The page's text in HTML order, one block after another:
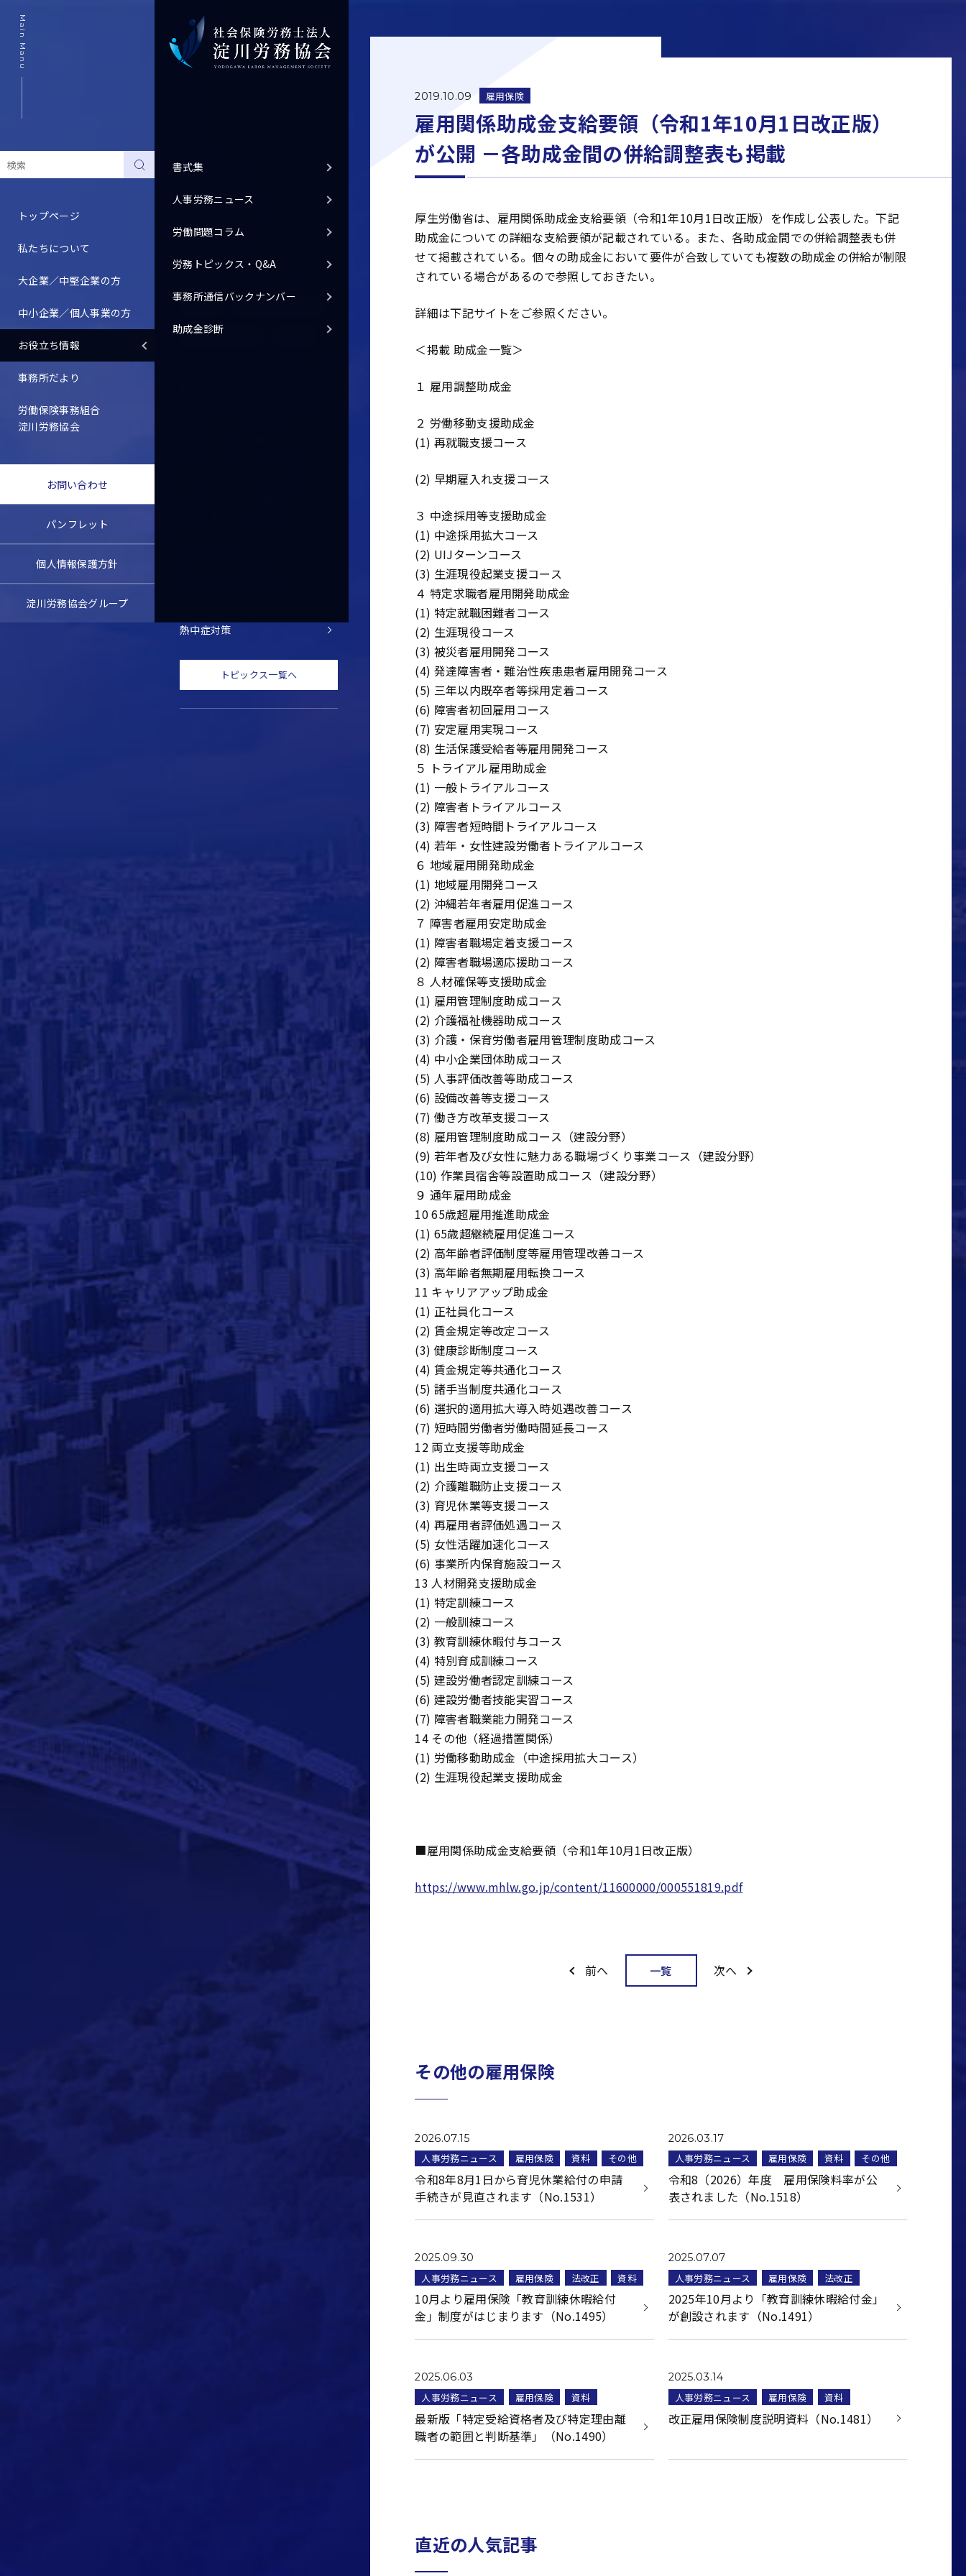
Main Manu
トップページ
私たちについて
大企業／中堅企業の方
中小企業／個人事業の方
お役立ち情報
書式集
人事労務ニュース
労働問題コラム
労務トピックス・Q&A
事務所通信バックナンバー
助成金診断
事務所だより
労働保険事務組合
淀川労務協会
お問い合わせ
パンフレット
個人情報保護方針
淀川労務協会グループ
Topics
ブログ・コラム
熱中症対策
トピックス一覧へ
2019.10.09 雇用保険
雇用関係助成金支給要領（令和1年10月1日改正版）
が公開 －各助成金間の併給調整表も掲載
厚生労働省は、雇用関係助成金支給要領（令和1年10月1日改正版）を作成し公表した。下記
助成金についての詳細な支給要領が記載されている。また、各助成金間での併給調整表も併
せて掲載されている。個々の助成金において要件が合致していても複数の助成金の併給が制限
されている場合があるので参照しておきたい。
詳細は下記サイトをご参照ください。
＜掲載 助成金一覧＞
１ 雇用調整助成金
２ 労働移動支援助成金
(1) 再就職支援コース
(2) 早期雇入れ支援コース
３ 中途採用等支援助成金
(1) 中途採用拡大コース
(2) UIJターンコース
(3) 生涯現役起業支援コース
４ 特定求職者雇用開発助成金
(1) 特定就職困難者コース
(2) 生涯現役コース
(3) 被災者雇用開発コース
(4) 発達障害者・難治性疾患患者雇用開発コース
(5) 三年以内既卒者等採用定着コース
(6) 障害者初回雇用コース
(7) 安定雇用実現コース
(8) 生活保護受給者等雇用開発コース
５ トライアル雇用助成金
(1) 一般トライアルコース
(2) 障害者トライアルコース
(3) 障害者短時間トライアルコース
(4) 若年・女性建設労働者トライアルコース
６ 地域雇用開発助成金
(1) 地域雇用開発コース
(2) 沖縄若年者雇用促進コース
７ 障害者雇用安定助成金
(1) 障害者職場定着支援コース
(2) 障害者職場適応援助コース
８ 人材確保等支援助成金
(1) 雇用管理制度助成コース
(2) 介護福祉機器助成コース
(3) 介護・保育労働者雇用管理制度助成コース
(4) 中小企業団体助成コース
(5) 人事評価改善等助成コース
(6) 設備改善等支援コース
(7) 働き方改革支援コース
(8) 雇用管理制度助成コース（建設分野）
(9) 若年者及び女性に魅力ある職場づくり事業コース（建設分野）
(10) 作業員宿舎等設置助成コース（建設分野）
９ 通年雇用助成金
10 65歳超雇用推進助成金
(1) 65歳超継続雇用促進コース
(2) 高年齢者評価制度等雇用管理改善コース
(3) 高年齢者無期雇用転換コース
11 キャリアアップ助成金
(1) 正社員化コース
(2) 賃金規定等改定コース
(3) 健康診断制度コース
(4) 賃金規定等共通化コース
(5) 諸手当制度共通化コース
(6) 選択的適用拡大導入時処遇改善コース
(7) 短時間労働者労働時間延長コース
12 両立支援等助成金
(1) 出生時両立支援コース
(2) 介護離職防止支援コース
(3) 育児休業等支援コース
(4) 再雇用者評価処遇コース
(5) 女性活躍加速化コース
(6) 事業所内保育施設コース
13 人材開発支援助成金
(1) 特定訓練コース
(2) 一般訓練コース
(3) 教育訓練休暇付与コース
(4) 特別育成訓練コース
(5) 建設労働者認定訓練コース
(6) 建設労働者技能実習コース
(7) 障害者職業能力開発コース
14 その他（経過措置関係）
(1) 労働移動助成金（中途採用拡大コース）
(2) 生涯現役起業支援助成金
■雇用関係助成金支給要領（令和1年10月1日改正版）
https://www.mhlw.go.jp/content/11600000/000551819.pdf
前へ 一覧 次へ
その他の雇用保険
2026.07.15
人事労務ニュース 雇用保険 資料 その他
令和8年8月1日から育児休業給付の申請
手続きが見直されます（No.1531）
2026.03.17
人事労務ニュース 雇用保険 資料 その他
令和8（2026）年度 雇用保険料率が公
表されました（No.1518）
2025.09.30
人事労務ニュース 雇用保険 法改正 資料
10月より雇用保険「教育訓練休暇給付
金」制度がはじまります（No.1495）
2025.07.07
人事労務ニュース 雇用保険 法改正
2025年10月より「教育訓練休暇給付金」
が創設されます（No.1491）
2025.06.03
人事労務ニュース 雇用保険 資料
最新版「特定受給資格者及び特定理由離
職者の範囲と判断基準」（No.1490）
2025.03.14
人事労務ニュース 雇用保険 資料
改正雇用保険制度説明資料（No.1481）
直近の人気記事